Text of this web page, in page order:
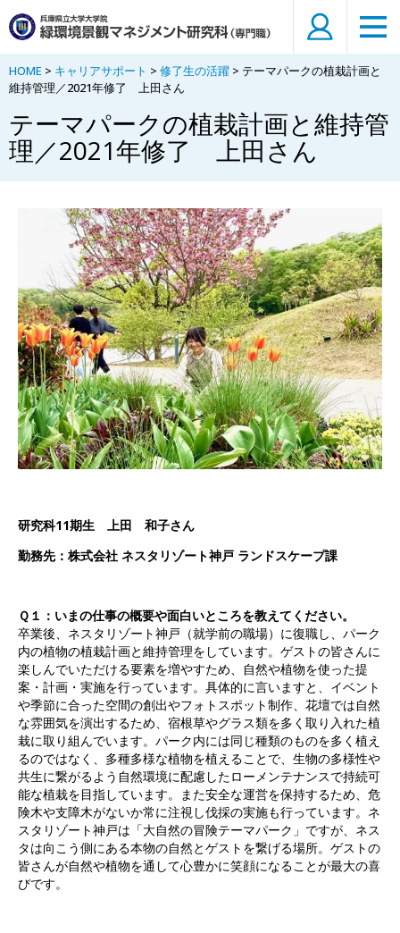
HOME > キャリアサポート > 修了生の活躍 > テーマパークの植栽計画と
維持管理／2021年修了 上田さん
テーマパークの植栽計画と維持管
理／2021年修了 上田さん
研究科11期生 上田 和子さん
勤務先：株式会社 ネスタリゾート神戸 ランドスケープ課
Ｑ１：いまの仕事の概要や面白いところを教えてください。
卒業後、ネスタリゾート神戸（就学前の職場）に復職し、パーク
内の植物の植栽計画と維持管理をしています。ゲストの皆さんに
楽しんでいただける要素を増やすため、自然や植物を使った提
案・計画・実施を行っています。具体的に言いますと、イベント
や季節に合った空間の創出やフォトスポット制作、花壇では自然
な雰囲気を演出するため、宿根草やグラス類を多く取り入れた植
栽に取り組んでいます。パーク内には同じ種類のものを多く植え
るのではなく、多種多様な植物を植えることで、生物の多様性や
共生に繋がるよう自然環境に配慮したローメンテナンスで持続可
能な植栽を目指しています。また安全な運営を保持するため、危
険木や支障木がないか常に注視し伐採の実施も行っています。ネ
スタリゾート神戸は「大自然の冒険テーマパーク」ですが、ネス
タは向こう側にある本物の自然とゲストを繋げる場所。ゲストの
皆さんが自然や植物を通して心豊かに笑顔になることが最大の喜
びです。